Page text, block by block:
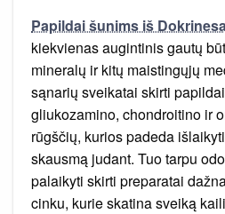
Papildai šunims iš Dokrinesa
kiekvienas augintinis gautų
mineralų ir kitų maistingųjų
sąnarių sveikatai skirti
gliukozamino, chondroitino ir
rūgščių, kurios padeda
skausmą judant. Tuo tarpu
palaikyti skirti preparatai
cinku, kurie skatina sveiką